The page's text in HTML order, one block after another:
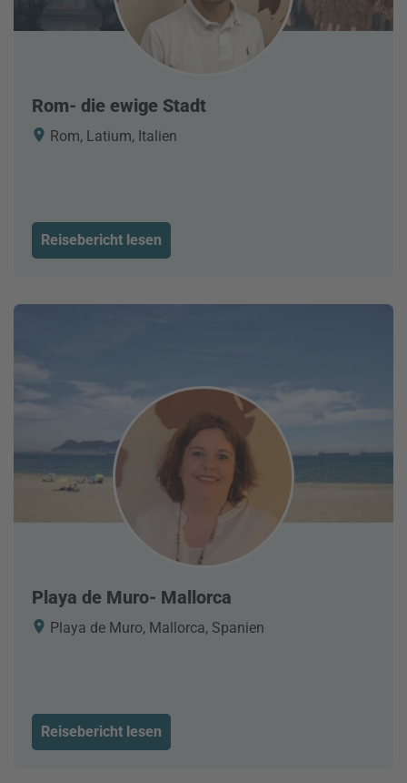
Rom- die ewige Stadt
Rom, Latium, Italien
Reisebericht lesen
Playa de Muro- Mallorca
Playa de Muro, Mallorca, Spanien
Reisebericht lesen